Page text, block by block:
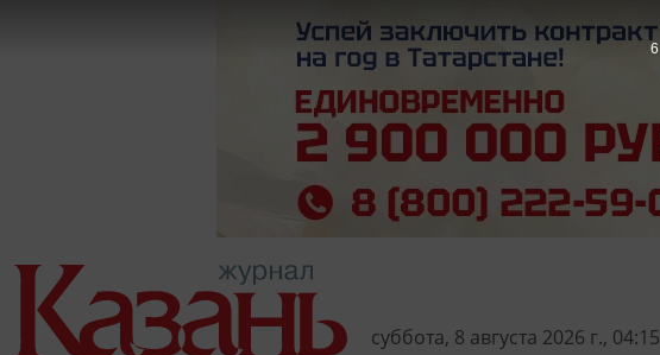
суббота, 8 августа 2026 г., 04:15
5